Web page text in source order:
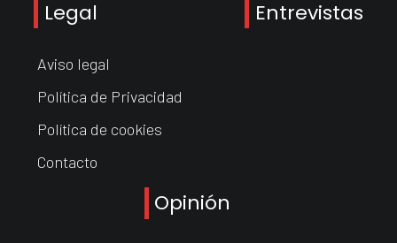
Legal
Aviso legal
Política de Privacidad
Política de cookies
Contacto
Entrevistas
Opinión